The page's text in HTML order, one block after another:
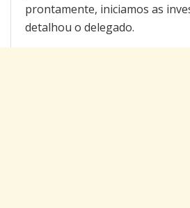
prontamente, iniciamos as
detalhou o delegado.